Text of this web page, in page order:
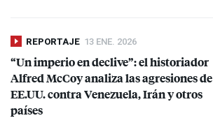
REPORTAJE 13 ENE. 2026
“Un imperio en declive”: el historiador
Alfred McCoy analiza las agresiones de
EE.UU. contra Venezuela, Irán y otros
países